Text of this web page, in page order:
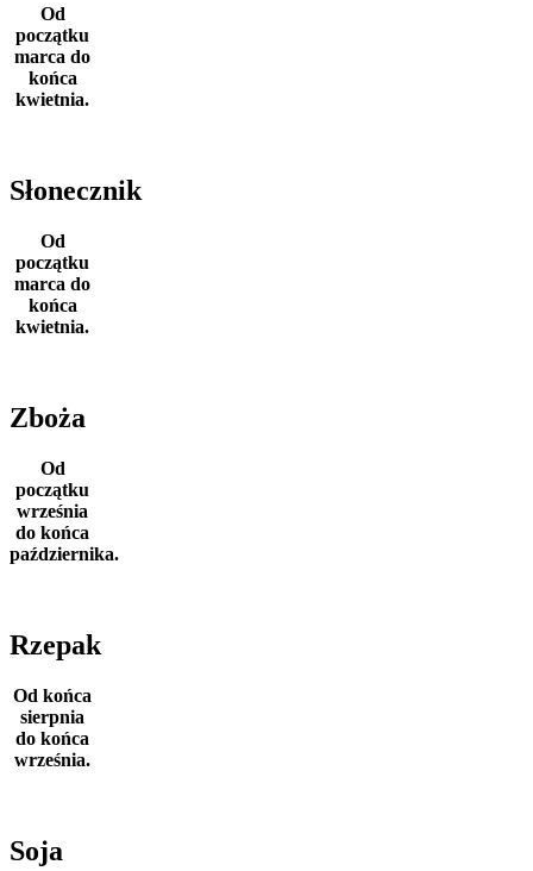
Od
początku
marca do
końca
kwietnia.
Słonecznik
Od
początku
marca do
końca
kwietnia.
Zboża
Od
początku
września
do końca
października.
Rzepak
Od końca
sierpnia
do końca
września.
Soja